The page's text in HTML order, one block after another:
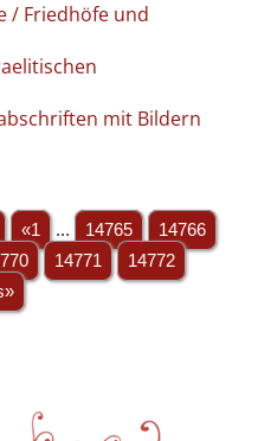
/ Friedhöfe und
mit Bildern
«1 ... 14765
14766
14771
14772